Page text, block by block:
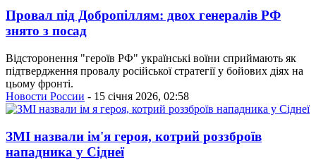
Провал під Добропіллям: двох генералів РФ
знято з посад
Відсторонення "героїв РФ" українські воїни сприймають як
підтвердження провалу російської стратегії у бойових діях на
цьому фронті.
Новости России - 15 січня 2026, 02:58
ЗМІ назвали ім'я героя, котрий роззброїв
нападника у Сіднеї